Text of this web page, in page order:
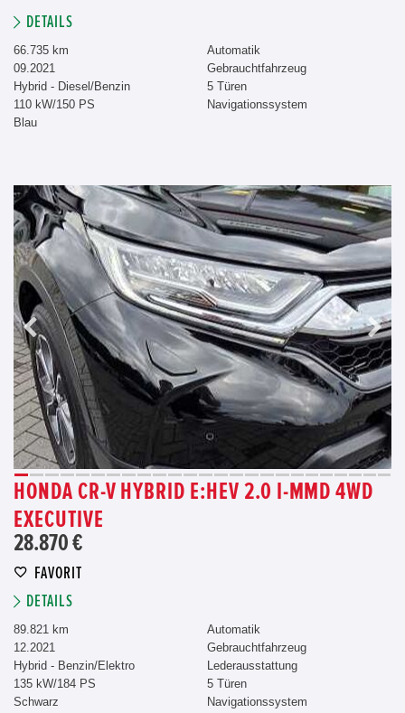
DETAILS
66.735 km
09.2021
Hybrid - Diesel/Benzin
110 kW/150 PS
Blau
Automatik
Gebrauchtfahrzeug
5 Türen
Navigationssystem
HONDA CR-V HYBRID E:HEV 2.0 I-MMD 4WD
EXECUTIVE
28.870 €
FAVORIT
DETAILS
89.821 km
12.2021
Hybrid - Benzin/Elektro
135 kW/184 PS
Schwarz
Automatik
Gebrauchtfahrzeug
Lederausstattung
5 Türen
Navigationssystem